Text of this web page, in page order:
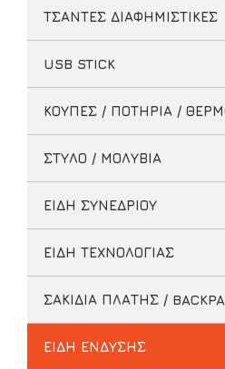
ΤΣΑΝΤΕΣ ΔΙΑΦΗΜΙΣΤΙΚΕΣ
USB STICK
ΚΟΥΠΕΣ / ΠΟΤΗΡΙΑ /
ΣΤΥΛΟ / ΜΟΛΥΒΙΑ
ΕΙΔΗ ΣΥΝΕΔΡΙΟΥ
ΕΙΔΗ ΤΕΧΝΟΛΟΓΙΑΣ
ΣΑΚΙΔΙΑ ΠΛΑΤΗΣ /
ΕΙΔΗ ΕΝΔΥΣΗΣ